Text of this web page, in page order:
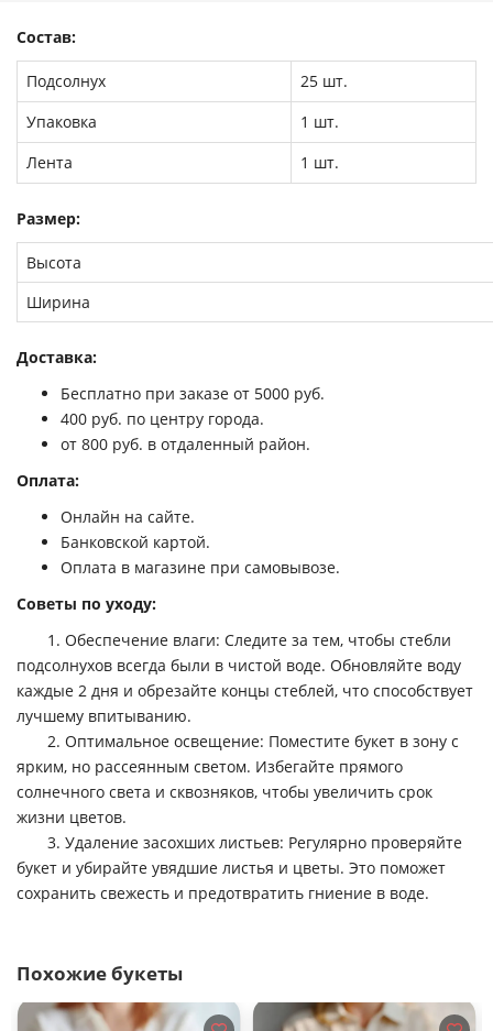
Состав:
Подсолнух
25 шт.
Упаковка
1 шт.
Лента
1 шт.
Размер:
Высота
Ширина
Доставка:
Бесплатно при заказе от 5000 руб.
400 руб. по центру города.
от 800 руб. в отдаленный район.
Оплата:
Онлайн на сайте.
Банковской картой.
Оплата в магазине при самовывозе.
Советы по уходу:
1. Обеспечение влаги: Следите за тем, чтобы стебли
подсолнухов всегда были в чистой воде. Обновляйте воду
каждые 2 дня и обрезайте концы стеблей, что способствует
лучшему впитыванию.
2. Оптимальное освещение: Поместите букет в зону с
ярким, но рассеянным светом. Избегайте прямого
солнечного света и сквозняков, чтобы увеличить срок
жизни цветов.
3. Удаление засохших листьев: Регулярно проверяйте
букет и убирайте увядшие листья и цветы. Это поможет
сохранить свежесть и предотвратить гниение в воде.
Похожие букеты